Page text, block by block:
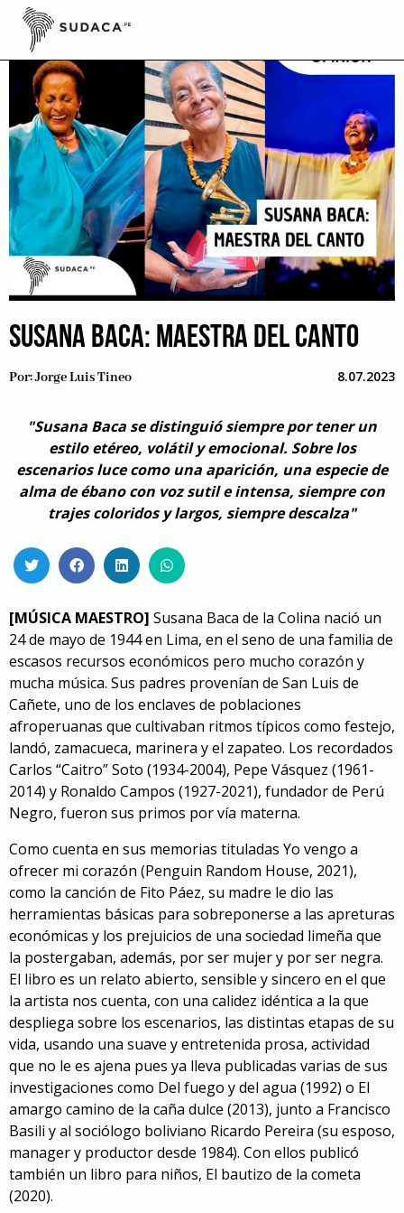
Skip
content
SUSANA BACA: MAESTRA DEL CANTO
Por:Jorge Luis Tineo 8.07.2023
"Susana Baca se distinguió siempre por tener un
estilo etéreo, volátil y emocional. Sobre los
escenarios luce como una aparición, una especie de
alma de ébano con voz sutil e intensa, siempre con
trajes coloridos y largos, siempre descalza"
[MÚSICA MAESTRO] Susana Baca de la Colina nació un
24 de mayo de 1944 en Lima, en el seno de una familia de
escasos recursos económicos pero mucho corazón y
mucha música. Sus padres provenían de San Luis de
Cañete, uno de los enclaves de poblaciones
afroperuanas que cultivaban ritmos típicos como festejo,
landó, zamacueca, marinera y el zapateo. Los recordados
Carlos “Caitro” Soto (1934-2004), Pepe Vásquez (1961-
2014) y Ronaldo Campos (1927-2021), fundador de Perú
Negro, fueron sus primos por vía materna.
Como cuenta en sus memorias tituladas Yo vengo a
ofrecer mi corazón (Penguin Random House, 2021),
como la canción de Fito Páez, su madre le dio las
herramientas básicas para sobreponerse a las apreturas
económicas y los prejuicios de una sociedad limeña que
la postergaban, además, por ser mujer y por ser negra.
El libro es un relato abierto, sensible y sincero en el que
la artista nos cuenta, con una calidez idéntica a la que
despliega sobre los escenarios, las distintas etapas de su
vida, usando una suave y entretenida prosa, actividad
que no le es ajena pues ya lleva publicadas varias de sus
investigaciones como Del fuego y del agua (1992) o El
amargo camino de la caña dulce (2013), junto a Francisco
Basili y al sociólogo boliviano Ricardo Pereira (su esposo,
manager y productor desde 1984). Con ellos publicó
también un libro para niños, El bautizo de la cometa
(2020).